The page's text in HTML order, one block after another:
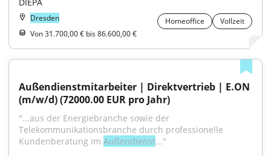
Dresden Homeoffice
Vollzeit
Von 31.700,00 € bis 86.600,00 €
Außendienstmitarbeiter | Direktvertrieb | E.ON
(m/w/d) (72000.00 EUR pro Jahr)
"...aus der Energiebranche sowie der
Telekommunikationsbranche durch professionelle
Kundenberatung im Außendienst..."